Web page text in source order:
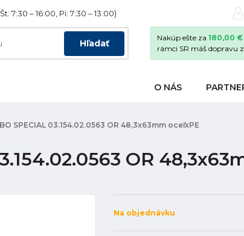
7:30 – 16:00, Pi: 7:30 – 13:00)
Hľadať
Nakúp ešte za 180,00 €
rámci SR máš dopravu
O NÁS
SPECIAL 03.154.02.0563 OR 48,3x63mm oceľxPE
OR
Na objednávku